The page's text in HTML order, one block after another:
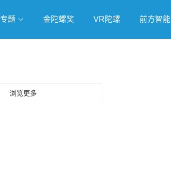
专题 金陀螺奖 VR陀螺 前方智能
浏览更多